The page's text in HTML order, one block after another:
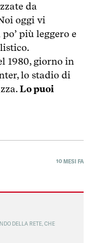
da
oggi vi
più leggero e
1980, giorno in
lo stadio di
Lo puoi
10 MESI FA
DELLA RETE, CHE